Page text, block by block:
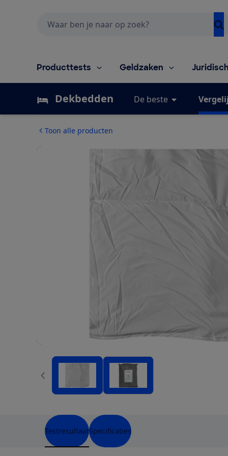
Producttests Geldzaken
Dekbedden De beste
Toon alle producten
TestresultaatSpecificaties